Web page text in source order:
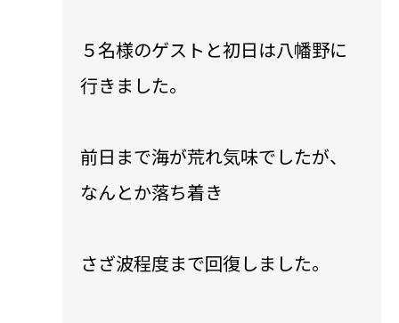
５名様のゲストと初日は八幡野に
行きました。
前日まで海が荒れ気味でしたが、
なんとか落ち着き
さざ波程度まで回復しました。